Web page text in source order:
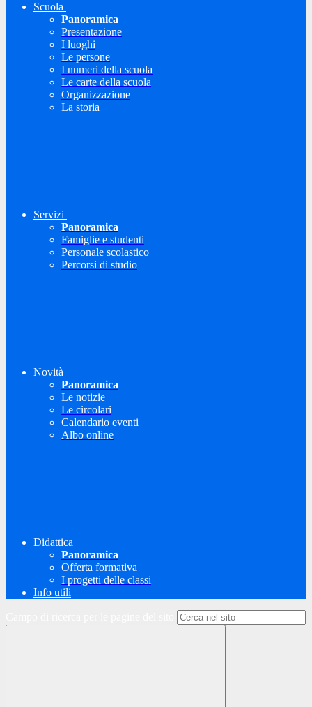
Scuola
Panoramica
Presentazione
I luoghi
Le persone
I numeri della scuola
Le carte della scuola
Organizzazione
La storia
Servizi
Panoramica
Famiglie e studenti
Personale scolastico
Percorsi di studio
Novità
Panoramica
Le notizie
Le circolari
Calendario eventi
Albo online
Didattica
Panoramica
Offerta formativa
I progetti delle classi
Info utili